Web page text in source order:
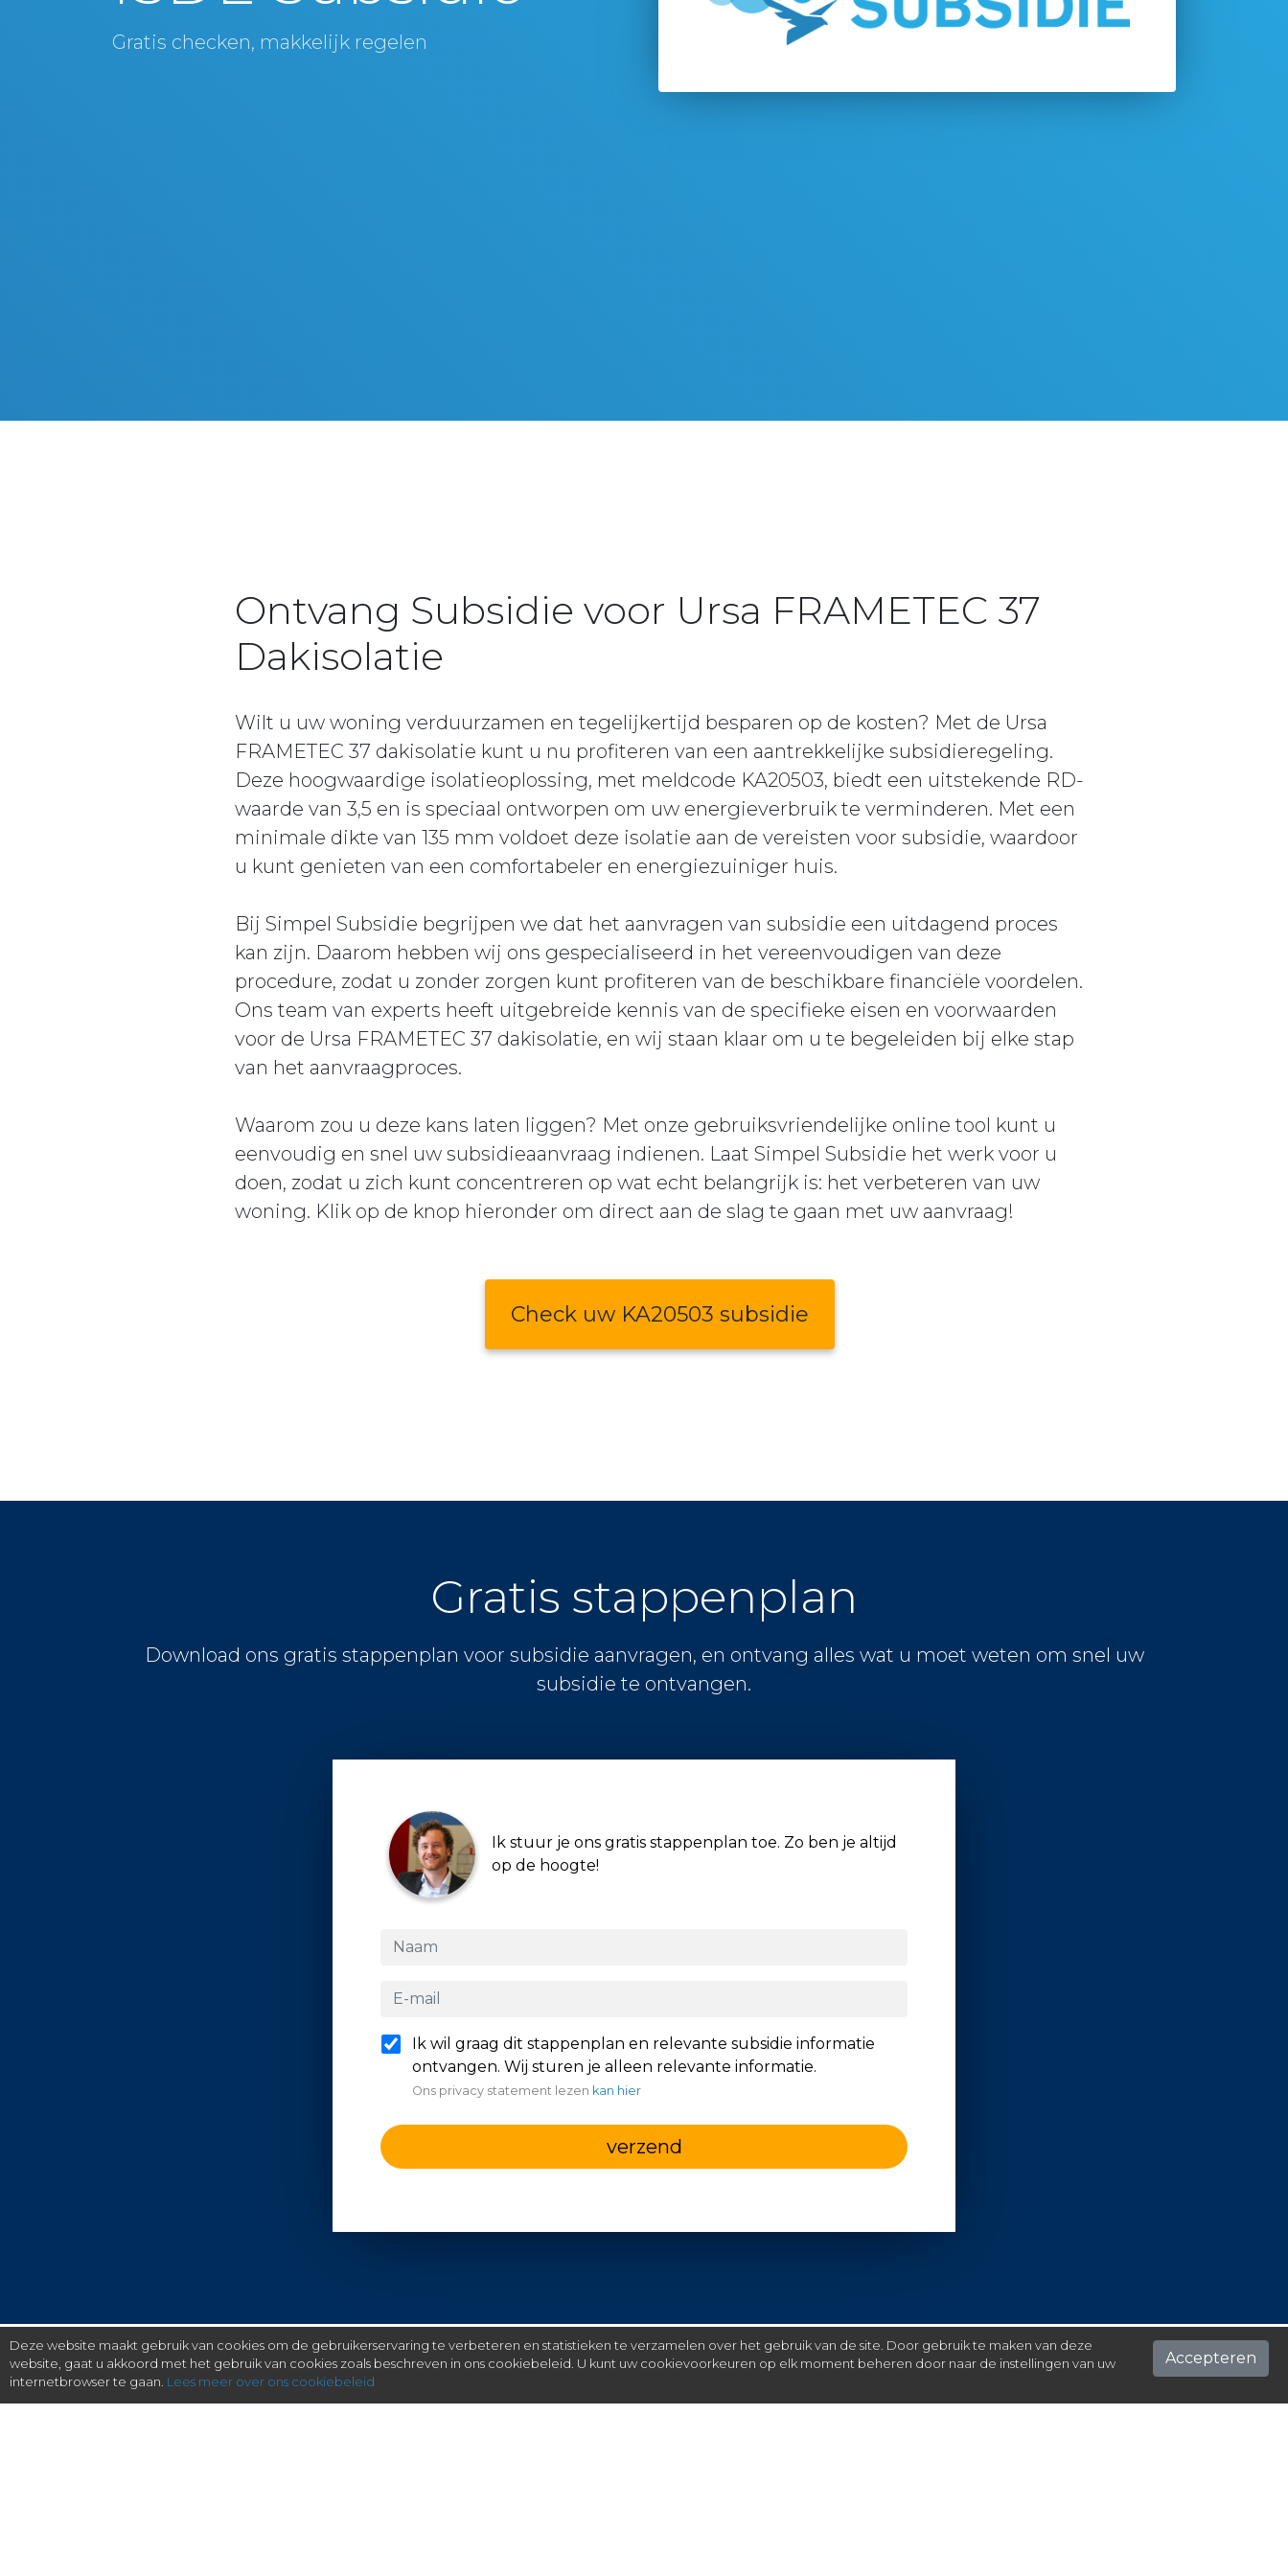
Gratis checken, makkelijk regelen
Ontvang Subsidie voor Ursa FRAMETEC 37
Dakisolatie
Wilt u uw woning verduurzamen en tegelijkertijd besparen op de kosten? Met de Ursa
FRAMETEC 37 dakisolatie kunt u nu profiteren van een aantrekkelijke subsidieregeling.
Deze hoogwaardige isolatieoplossing, met meldcode KA20503, biedt een uitstekende RD-
waarde van 3,5 en is speciaal ontworpen om uw energieverbruik te verminderen. Met een
minimale dikte van 135 mm voldoet deze isolatie aan de vereisten voor subsidie, waardoor
u kunt genieten van een comfortabeler en energiezuiniger huis.
Bij Simpel Subsidie begrijpen we dat het aanvragen van subsidie een uitdagend proces
kan zijn. Daarom hebben wij ons gespecialiseerd in het vereenvoudigen van deze
procedure, zodat u zonder zorgen kunt profiteren van de beschikbare financiële voordelen.
Ons team van experts heeft uitgebreide kennis van de specifieke eisen en voorwaarden
voor de Ursa FRAMETEC 37 dakisolatie, en wij staan klaar om u te begeleiden bij elke stap
van het aanvraagproces.
Waarom zou u deze kans laten liggen? Met onze gebruiksvriendelijke online tool kunt u
eenvoudig en snel uw subsidieaanvraag indienen. Laat Simpel Subsidie het werk voor u
doen, zodat u zich kunt concentreren op wat echt belangrijk is: het verbeteren van uw
woning. Klik op de knop hieronder om direct aan de slag te gaan met uw aanvraag!
Check uw KA20503 subsidie
Gratis stappenplan
Download ons gratis stappenplan voor subsidie aanvragen, en ontvang alles wat u moet weten om snel uw
subsidie te ontvangen.
Ik stuur je ons gratis stappenplan toe. Zo ben je altijd
op de hoogte!
Ik wil graag dit stappenplan en relevante subsidie informatie
ontvangen. Wij sturen je alleen relevante informatie.
Ons privacy statement lezen kan hier
verzend
Deze website maakt gebruik van cookies om de gebruikerservaring te verbeteren en statistieken te verzamelen over het gebruik van de site. Door gebruik te maken van deze
website, gaat u akkoord met het gebruik van cookies zoals beschreven in ons cookiebeleid. U kunt uw cookievoorkeuren op elk moment beheren door naar de instellingen van uw
internetbrowser te gaan. Lees meer over ons cookiebeleid
Accepteren